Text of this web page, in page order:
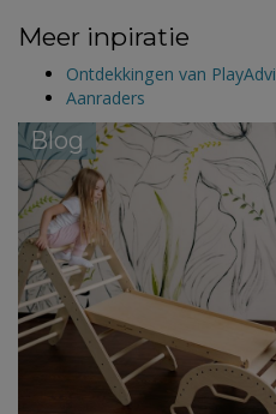
Meer inpiratie
Ontdekkingen van
Aanraders
Blog